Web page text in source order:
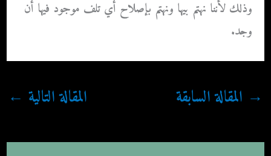
وذلك لأننا نهتم بيها ونهتم بإصلاح أي تلف موجود فيها أن
وجد.
→ المقالة السابقة المقالة التالية ←